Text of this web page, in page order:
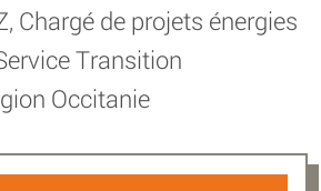
Chargé de projets énergies
Transition
Occitanie